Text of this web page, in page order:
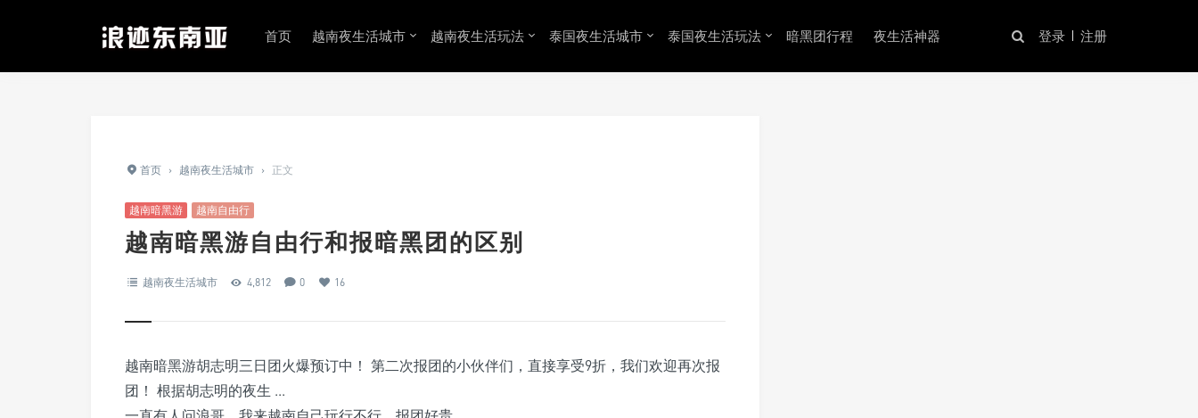
首页 越南夜生活城市 越南夜生活玩法 泰国夜生活城市 泰国夜生活玩法 暗黑团行程 夜生活神器 登录 注册
首页 › 越南夜生活城市 › 正文
越南暗黑游 越南自由行
越南暗黑游自由行和报暗黑团的区别
越南夜生活城市 4,812 0 16
越南暗黑游胡志明三日团火爆预订中！ 第二次报团的小伙伴们，直接享受9折，我们欢迎再次报
团！ 根据胡志明的夜生 ...